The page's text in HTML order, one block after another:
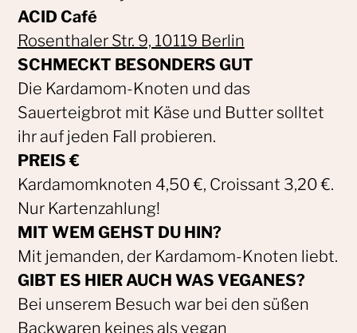
ACID Café
Rosenthaler Str. 9, 10119 Berlin
SCHMECKT BESONDERS GUT
Die Kardamom-Knoten und das
Sauerteigbrot mit Käse und Butter solltet
ihr auf jeden Fall probieren.
PREIS €
Kardamomknoten 4,50 €, Croissant 3,20 €.
Nur Kartenzahlung!
MIT WEM GEHST DU HIN?
Mit jemanden, der Kardamom-Knoten liebt.
GIBT ES HIER AUCH WAS VEGANES?
Bei unserem Besuch war bei den süßen
Backwaren keines als vegan